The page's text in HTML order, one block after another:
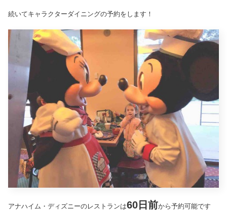
続いてキャラクターダイニングの予約をします！
アナハイム・ディズニーのレストランは60日前から予約可能です